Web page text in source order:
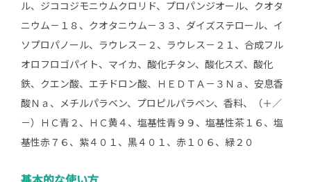
ル、ジココジモニウムクロリド、プロパンジオール、クオタ
ニウム－１８、クオタニウム－３３、ダイズステロール、イ
ソプロパノール、ラウレス－２、ラウレス－２１、合成フル
オロフロゴパイト、マイカ、酸化チタン、酸化スズ、酸化
鉄、クエン酸、エチドロン酸、ＨＥＤＴＡ－３Ｎａ、安息香
酸Ｎａ、メチルパラベン、プロピルパラベン、香料、（＋／
－）ＨＣ青２、ＨＣ黄４、塩基性青９９、塩基性茶１６、塩
基性赤７６、紫４０１、黒４０１、赤１０６、緑２０